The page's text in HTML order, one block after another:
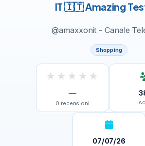
IT 🇮🇹 Amazing
@amaxxonit - Canale
Shopping
★ ★ ★ ★ ★
—
0 recensioni
07/07/26